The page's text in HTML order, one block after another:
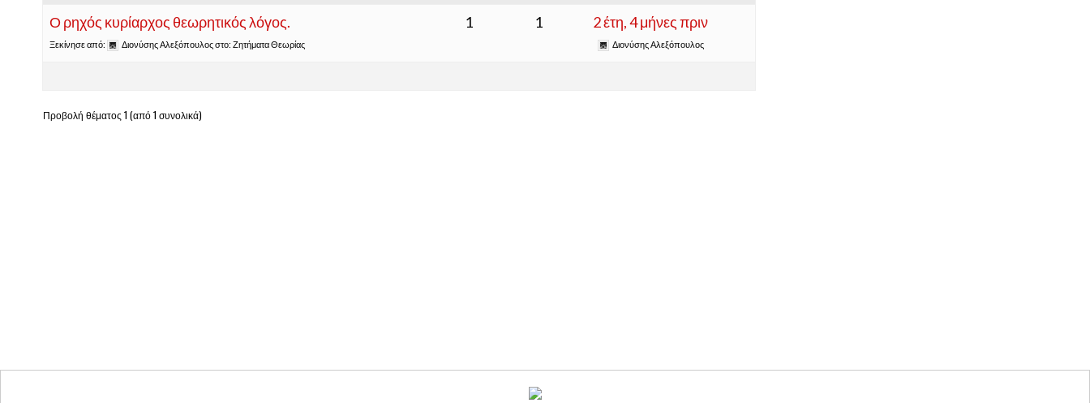
Ο ρηχός κυρίαρχος θεωρητικός λόγος.
Ξεκίνησε από: Διονύσης Αλεξόπουλοςστο: Ζητήματα Θεωρίας
1 1 2 έτη, 4 μήνες πριν
Διονύσης Αλεξόπουλος
Προβολή θέματος 1 (από 1 συνολικά)